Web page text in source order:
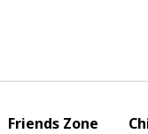
Friends Zone